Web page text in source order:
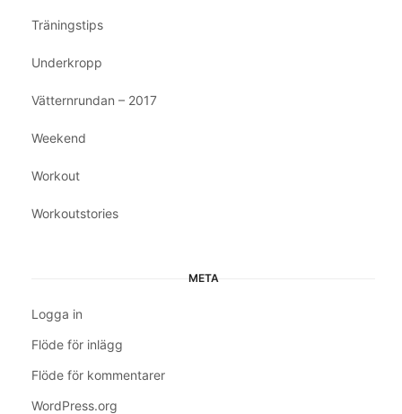
Träningstips
Underkropp
Vätternrundan – 2017
Weekend
Workout
Workoutstories
META
Logga in
Flöde för inlägg
Flöde för kommentarer
WordPress.org